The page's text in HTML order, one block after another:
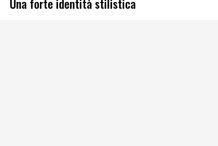
Una forte identità stilistica